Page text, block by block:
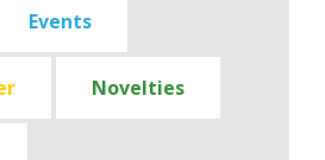
Events
Novelties